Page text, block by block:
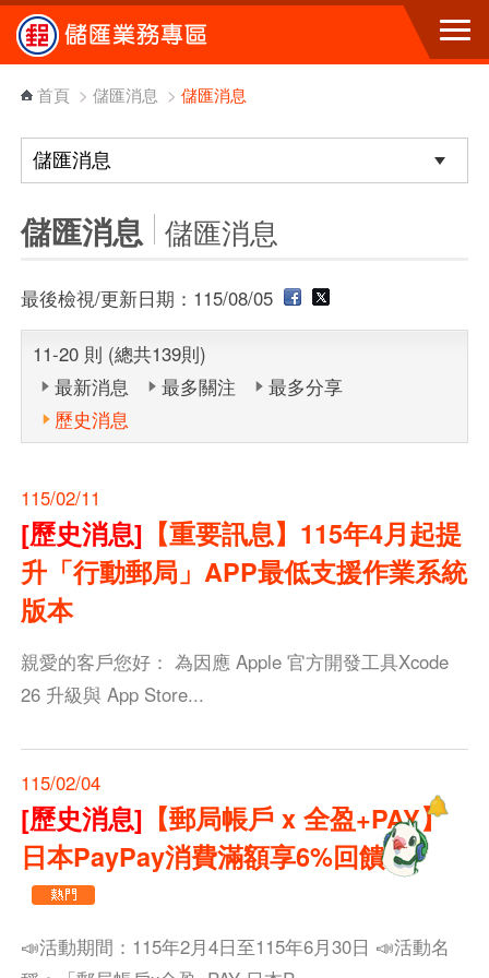
跳到主要內容區塊
首頁 > 儲匯消息 > 儲匯消息
儲匯消息 儲匯消息
最後檢視/更新日期：115/08/05
11-20 則 (總共139則)
最新消息
最多關注
最多分享
歷史消息
115/02/11
[歷史消息] 【重要訊息】115年4月起提
升「行動郵局」APP最低支援作業系統
版本
親愛的客戶您好： 為因應 Apple 官方開發工具Xcode
26 升級與 App Store...
115/02/04
[歷史消息] 【郵局帳戶 x 全盈+PAY】
日本PayPay消費滿額享6%回饋！
📣活動期間：115年2月4日至115年6月30日 📣活動名